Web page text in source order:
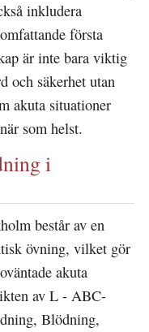
inkludera
första
är inte bara viktig
och säkerhet utan
akuta situationer
som helst.
i
består av en
övning, vilket gör
akuta
av L - ABC-
Blödning,